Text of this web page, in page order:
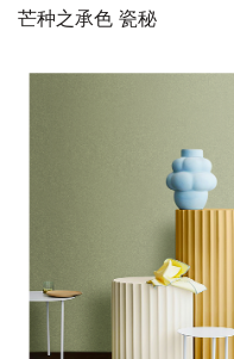
芒种之承色 瓷秘